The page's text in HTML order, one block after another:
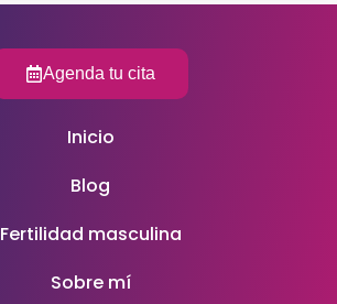
Inicio
Blog
Fertilidad masculina
Sobre mí
Agenda tu cita